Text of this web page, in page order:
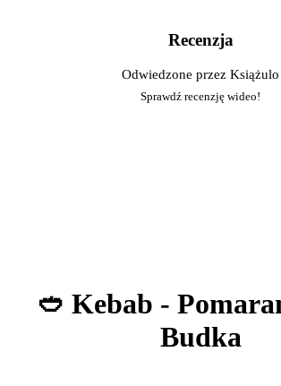
Recenzja
Odwiedzone przez Książulo
Sprawdź recenzję wideo!
🥙 Kebab -
Budka